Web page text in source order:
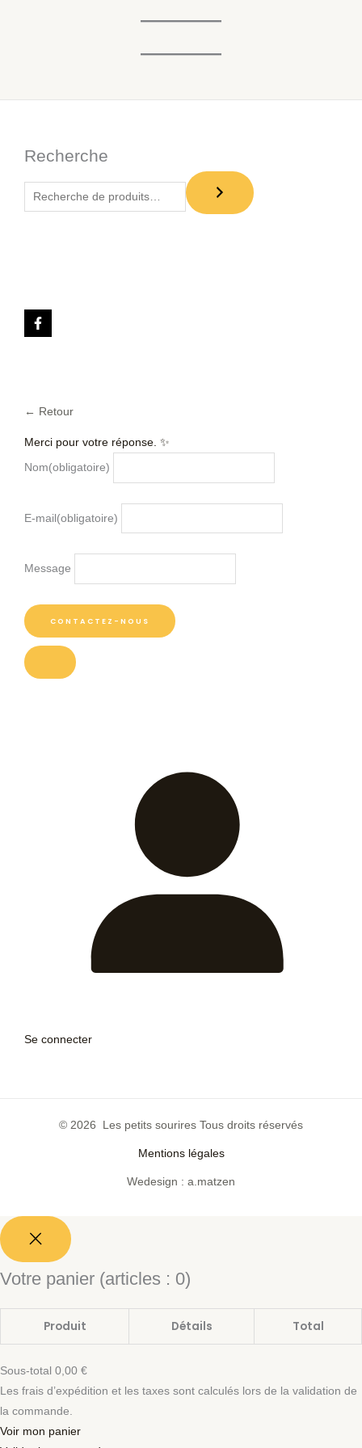
Recherche
← Retour
Merci pour votre réponse. ✨
Nom(obligatoire)
E-mail (obligatoire)
Message
CONTACTEZ-NOUS
Se connecter
© 2026 Les petits sourires Tous droits réservés
Mentions légales
Wedesign : a.matzen
Votre panier (articles : 0)
Produit Détails Total
Sous-total 0,00 €
Les frais d’expédition et les taxes sont calculés lors de la validation de
la commande.
Voir mon panier